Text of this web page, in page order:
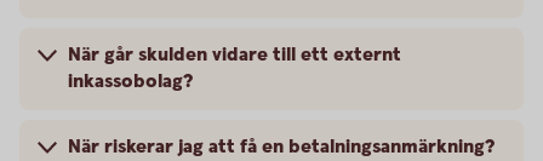
När går skulden vidare till ett externt
inkassobolag?
När riskerar jag att få en betalningsanmärkning?